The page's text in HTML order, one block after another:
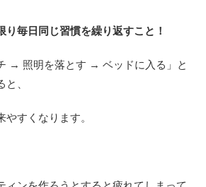
り毎日同じ習慣を繰り返すこと！
→ 照明を落とす → ベッドに入る」と
、
すくなります。